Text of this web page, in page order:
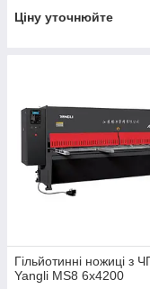
Ціну уточнюйте
Гільйотинні ножиці з
Yangli MS8 6х4200